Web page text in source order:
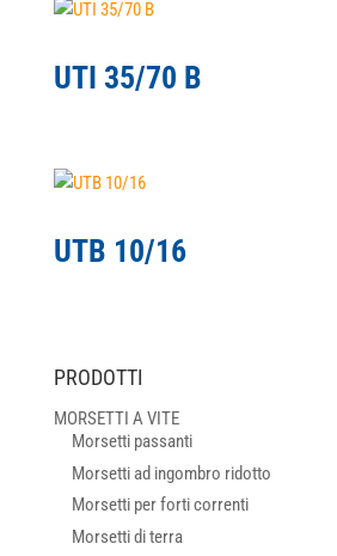
UTI 35/70 B
UTB 10/16
PRODOTTI
MORSETTI A VITE
Morsetti passanti
Morsetti ad ingombro ridotto
Morsetti per forti correnti
Morsetti di terra